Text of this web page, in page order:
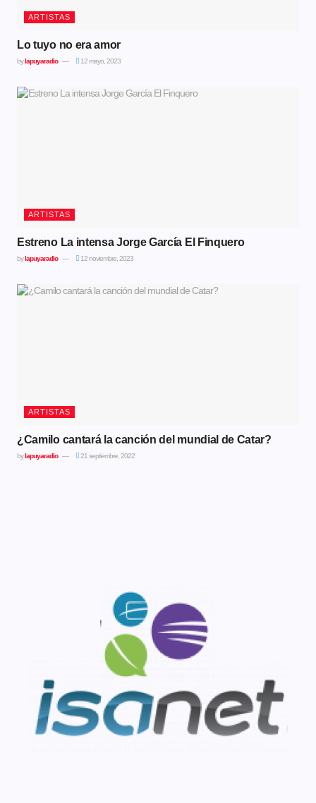
ARTISTAS
Lo tuyo no era amor
bylapuyaradio 12 mayo, 2023
ARTISTAS
Estreno La intensa Jorge García El Finquero
bylapuyaradio 12 noviembre, 2023
ARTISTAS
¿Camilo cantará la canción del mundial de Catar?
bylapuyaradio 21 septiembre, 2022